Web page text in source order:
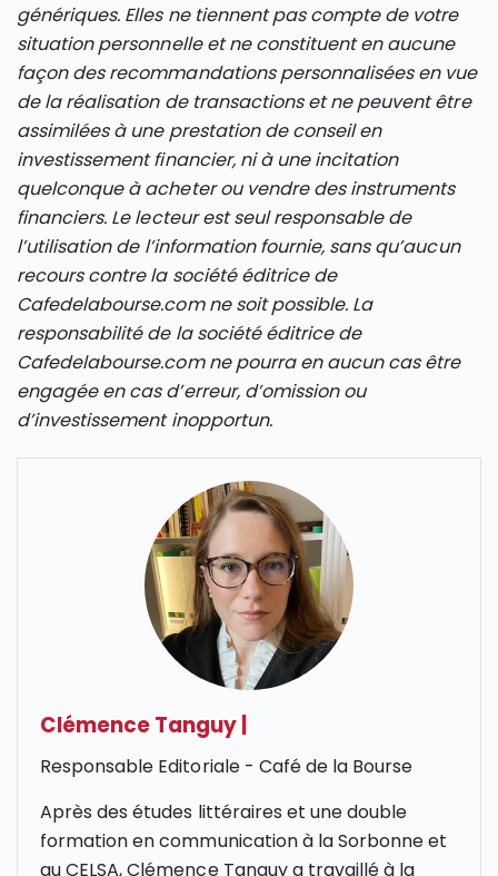
génériques. Elles ne tiennent pas compte de votre
situation personnelle et ne constituent en aucune
façon des recommandations personnalisées en vue
de la réalisation de transactions et ne peuvent être
assimilées à une prestation de conseil en
investissement financier, ni à une incitation
quelconque à acheter ou vendre des instruments
financiers. Le lecteur est seul responsable de
l’utilisation de l’information fournie, sans qu’aucun
recours contre la société éditrice de
Cafedelabourse.com ne soit possible. La
responsabilité de la société éditrice de
Cafedelabourse.com ne pourra en aucun cas être
engagée en cas d’erreur, d’omission ou
d’investissement inopportun.
Clémence Tanguy
Responsable Editoriale - Café de la Bourse
Après des études littéraires et une double
formation en communication à la Sorbonne et
au CELSA, Clémence Tanguy a travaillé à la